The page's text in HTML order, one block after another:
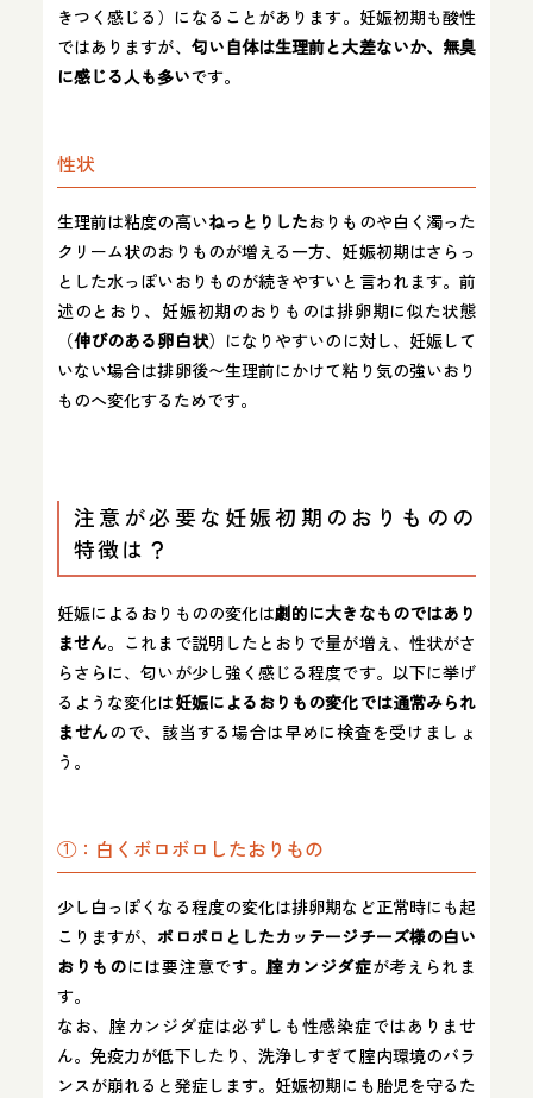
きつく感じる）になることがあります​。妊娠初期も酸性
ではありますが、 匂い自体は生理前と大差ないか、無臭
に感じる人も多いです​。
性状
生理前は粘度の高いねっとりしたおりものや白く濁った
クリーム状のおりものが増える一方、妊娠初期はさらっ
とした水っぽいおりものが続きやすいと言われます。前
述のとおり、妊娠初期のおりものは排卵期に似た状態
（伸びのある卵白状）になりやすいのに対し、妊娠して
いない場合は排卵後〜生理前にかけて粘り気の強いおり
ものへ変化するためです。
注意が必要な妊娠初期のおりものの
特徴は？
妊娠によるおりものの変化は劇的に大きなものではあり
ません。これまで説明したとおりで量が増え、性状がさ
らさらに、匂いが少し強く感じる程度です。以下に挙げ
るような変化は妊娠によるおりもの変化では通常みられ
ませんので、該当する場合は早めに検査を受けましょ
う。
①：白くボロボロしたおりもの
少し白っぽくなる程度の変化は排卵期など正常時にも起
こりますが、ポロポロとしたカッテージチーズ様の白い
おりものには要注意です。腟カンジダ症が考えられま
す。
なお、腟カンジダ症は必ずしも性感染症ではありませ
ん。免疫力が低下したり、洗浄しすぎて腟内環境のバラ
ンスが崩れると発症します。妊娠初期にも胎児を守るた